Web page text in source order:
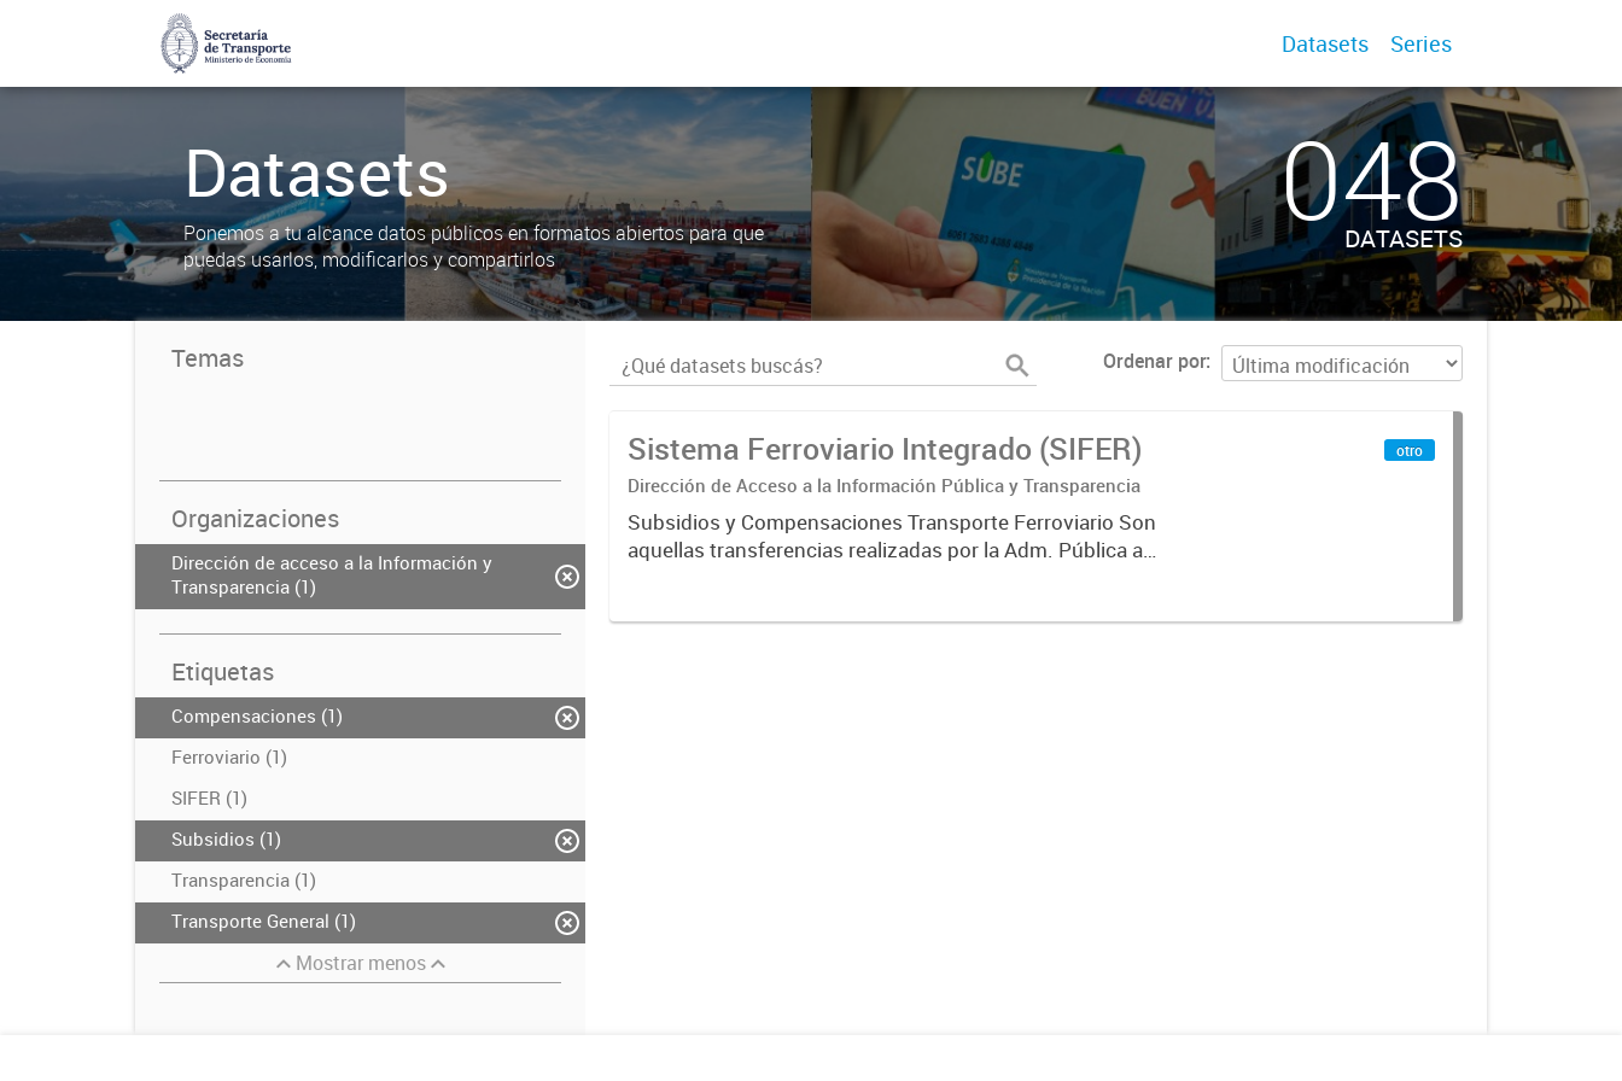
Datasets Series
Datasets
Ponemos a tu alcance datos públicos en formatos abiertos para que
puedas usarlos, modificarlos y compartirlos
048
DATASETS
Temas
Organizaciones
Dirección de acceso a la Información y
Transparencia (1)
Etiquetas
Compensaciones (1)
Ferroviario (1)
SIFER (1)
Subsidios (1)
Transparencia (1)
Transporte General (1)
Mostrar menos
Ordenar por
Sistema Ferroviario Integrado (SIFER)
Dirección de Acceso a la Información Pública y Transparencia
Subsidios y Compensaciones Transporte Ferroviario Son
aquellas transferencias realizadas por la Adm. Pública a
otro